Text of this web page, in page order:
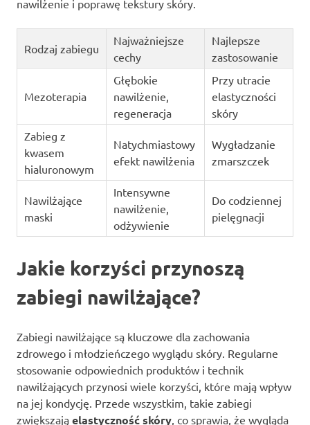
nawilżenie i poprawę tekstury skóry.
Rodzaj zabiegu
Najważniejsze
cechy
Najlepsze
zastosowanie
Mezoterapia
Głębokie
nawilżenie,
regeneracja
Przy utracie
elastyczności
skóry
Zabieg z
kwasem
hialuronowym
Natychmiastowy
efekt nawilżenia
Wygładzanie
zmarszczek
Nawilżające
maski
Intensywne
nawilżenie,
odżywienie
Do codziennej
pielęgnacji
Jakie korzyści przynoszą
zabiegi nawilżające?
Zabiegi nawilżające są kluczowe dla zachowania
zdrowego i młodzieńczego wyglądu skóry. Regularne
stosowanie odpowiednich produktów i technik
nawilżających przynosi wiele korzyści, które mają wpływ
na jej kondycję. Przede wszystkim, takie zabiegi
zwiększają elastyczność skóry, co sprawia, że wygląda